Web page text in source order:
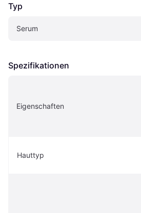
Typ
Serum
Spezifikationen
Eigen­schaften
Hauttyp